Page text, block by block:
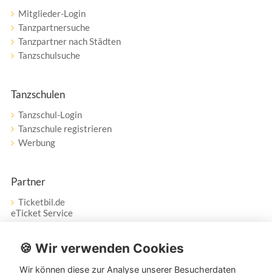
Mitglieder-Login
Tanzpartnersuche
Tanzpartner nach Städten
Tanzschulsuche
Tanzschulen
Tanzschul-Login
Tanzschule registrieren
Werbung
Partner
Ticketbil.de
eTicket Service
Vertrag widerrufen
🍪 Wir verwenden Cookies
Wir können diese zur Analyse unserer Besucherdaten